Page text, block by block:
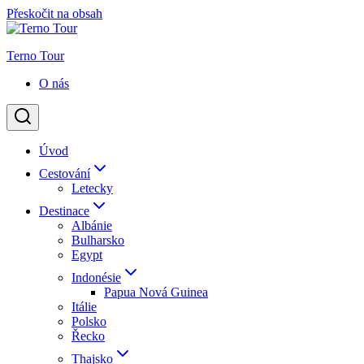
Přeskočit na obsah
Terno Tour
O nás
Úvod
Cestování
Letecky
Destinace
Albánie
Bulharsko
Egypt
Indonésie
Papua Nová Guinea
Itálie
Polsko
Řecko
Thajsko